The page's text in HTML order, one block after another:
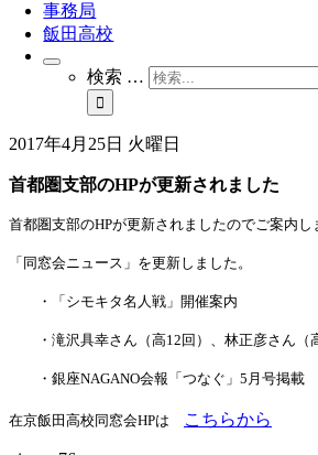
事務局
飯田高校
検索 …
2017年4月25日 火曜日
首都圏支部のHPが更新されました
首都圏支部のHPが更新されましたのでご案内し
「同窓会ニュース」を更新しました。
・「シモキタ名人戦」開催案内
・滝沢具幸さん（高12 回）、林正彦さん（
・銀座NAGANO会報「つなぐ」 5 月号掲載
在京飯田高校同窓会HPは こちらから